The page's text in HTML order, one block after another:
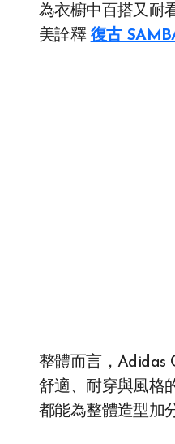
為衣櫥中百搭又耐
美詮釋 復古
整體而言，Adidas
舒適、耐穿與風格
都能為整體造型加